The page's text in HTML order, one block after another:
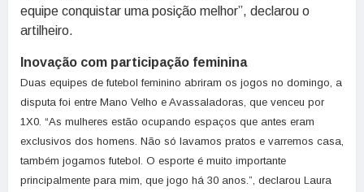
equipe conquistar uma posição melhor”, declarou o
artilheiro.
Inovação com participação feminina
Duas equipes de futebol feminino abriram os jogos no domingo, a
disputa foi entre Mano Velho e Avassaladoras, que venceu por
1X0. “As mulheres estão ocupando espaços que antes eram
exclusivos dos homens. Não só lavamos pratos e varremos casa,
também jogamos futebol. O esporte é muito importante
principalmente para mim, que jogo há 30 anos.”, declarou Laura